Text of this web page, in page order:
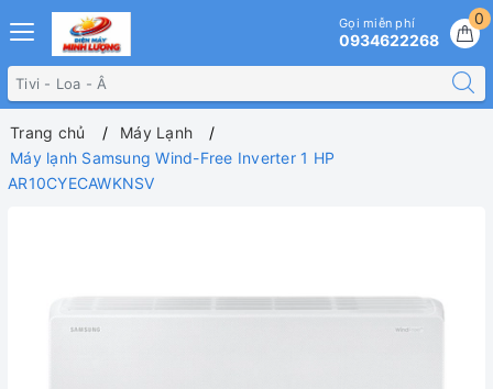
0
Gọi miễn phí
0934622268
Trang chủ
Máy Lạnh
Máy lạnh Samsung Wind-Free Inverter 1 HP
AR10CYECAWKNSV